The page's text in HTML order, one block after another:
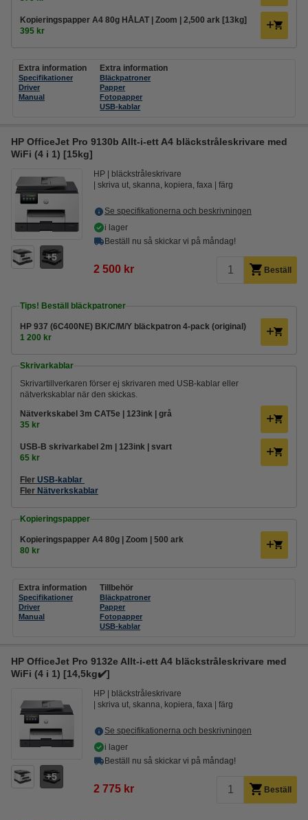
Kopieringspapper A4 80g HÅLAT | Zoom | 2,500 ark [13kg]
395 kr
Extra information
Specifikationer
Driver
Manual
Extra information
Bläckpatroner
Papper
Fotopapper
USB-kablar
HP OfficeJet Pro 9130b Allt-i-ett A4 bläckstråleskrivare med
WiFi (4 i 1) [15kg]
5
HP
bläckstråleskrivare
skriva ut, skanna, kopiera, faxa
färg
Se specifikationerna och beskrivningen
i lager
Beställ nu så skickar vi på måndag!
2 500 kr Beställ
Tips! Beställ bläckpatroner
HP 937 (6C400NE) BK/C/M/Y bläckpatron 4-pack (original)
1 200 kr
Skrivarkablar
Skrivartillverkaren förser ej skrivaren med USB-kablar eller
nätverkskablar när den skickas.
Nätverkskabel 3m CAT5e | 123ink | grå
35 kr
USB-B skrivarkabel 2m | 123ink | svart
65 kr
Fler USB-kablar
Fler Nätverkskablar
Kopieringspapper
Kopieringspapper A4 80g | Zoom | 500 ark
80 kr
Extra information
Specifikationer
Driver
Manual
Tillbehör
Bläckpatroner
Papper
Fotopapper
USB-kablar
HP OfficeJet Pro 9132e Allt-i-ett A4 bläckstråleskrivare med
WiFi (4 i 1) [14,5kg✔️]
5
HP
bläckstråleskrivare
skriva ut, skanna, kopiera, faxa
färg
Se specifikationerna och beskrivningen
i lager
Beställ nu så skickar vi på måndag!
2 775 kr Beställ